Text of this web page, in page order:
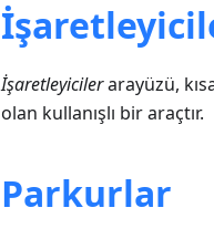
İşaretleyicilerarayüzü,
olan kullanışlı bir araçtır.
Parkurlar